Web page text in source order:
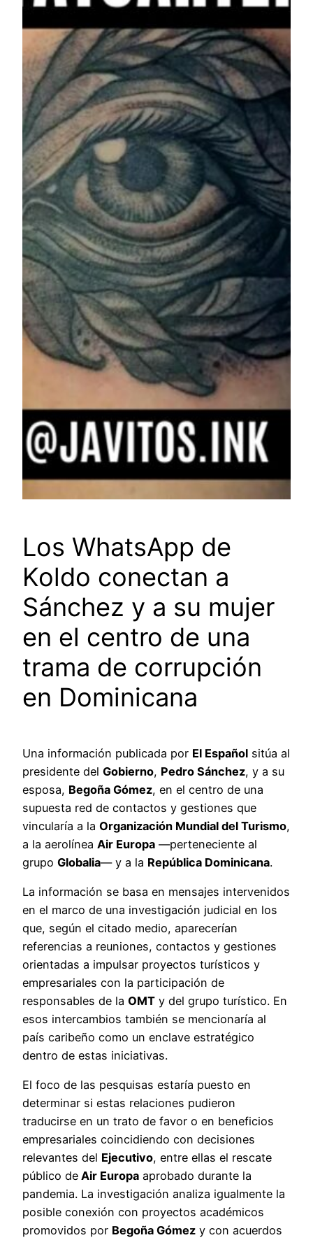
Los WhatsApp de
Koldo conectan a
Sánchez y a su mujer
en el centro de una
trama de corrupción
en Dominicana
Una información publicada por El Español sitúa al
presidente del Gobierno, Pedro Sánchez, y a su
esposa, Begoña Gómez, en el centro de una
supuesta red de contactos y gestiones que
vincularía a la Organización Mundial del Turismo,
a la aerolínea Air Europa —perteneciente al
grupo Globalia— y a la República Dominicana.
La información se basa en mensajes intervenidos
en el marco de una investigación judicial en los
que, según el citado medio, aparecerían
referencias a reuniones, contactos y gestiones
orientadas a impulsar proyectos turísticos y
empresariales con la participación de
responsables de la OMT y del grupo turístico. En
esos intercambios también se mencionaría al
país caribeño como un enclave estratégico
dentro de estas iniciativas.
El foco de las pesquisas estaría puesto en
determinar si estas relaciones pudieron
traducirse en un trato de favor o en beneficios
empresariales coincidiendo con decisiones
relevantes del Ejecutivo, entre ellas el rescate
público de Air Europa aprobado durante la
pandemia. La investigación analiza igualmente la
posible conexión con proyectos académicos
promovidos por Begoña Gómez y con acuerdos